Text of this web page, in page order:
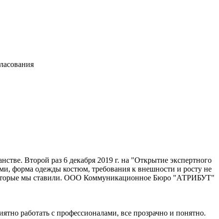
Второй раз 6 декабря 2019 г. на "Открытие экспертного
одежды костюм, требования к внешности и росту не
которые мы ставили. ООО Коммуникационное Бюро "АТРИБУТ"
работать с профессионалами, все прозрачно и понятно.